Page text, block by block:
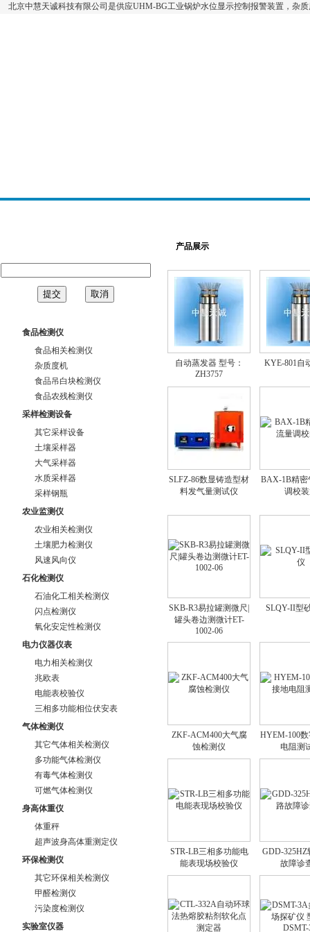
北京中慧天诚科技有限公司是供应UHM-BG工业锅炉水位显示控制报警装置，杂
食品检测仪
食品相关检测仪
杂质度机
食品吊白块检测仪
食品农残检测仪
采样检测设备
其它采样设备
土壤采样器
大气采样器
水质采样器
采样钢瓶
农业监测仪
农业相关检测仪
土壤肥力检测仪
风速风向仪
石化检测仪
石油化工相关检测仪
闪点检测仪
氧化安定性检测仪
电力仪器仪表
电力相关检测仪
兆欧表
电能表校验仪
三相多功能相位伏安表
气体检测仪
其它气体相关检测仪
多功能气体检测仪
有毒气体检测仪
可燃气体检测仪
身高体重仪
体重秤
超声波身高体重测定仪
环保检测仪
其它环保相关检测仪
甲醛检测仪
污染度检测仪
实验室仪器
产品展示
自动蒸发器 型号：
ZH3757
KYE-801自
SLFZ-86数显铸造型材
料发气量测试仪
BAX-1B精密
调校
SKB-R3易拉罐测微尺|
罐头卷边测微计ET-
1002-06
SLQY-II型
ZKF-ACM400大气腐
蚀检测仪
HYEM-100
电阻测
STR-LB三相多功能电
能表现场校验仪
GDD-325HZ
故障诊